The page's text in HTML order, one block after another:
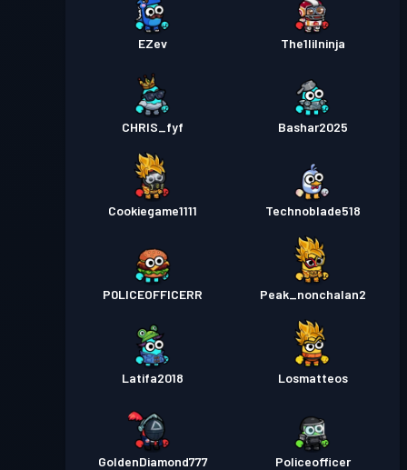
EZev The1lilninja
CHRIS_fyf Bashar2025
Cookiegame1111 Technoblade518
P0LICEOFFICERR Peak_nonchalan2
Latifa2018 Losmatteos
GoldenDiamond777 Policeofficer